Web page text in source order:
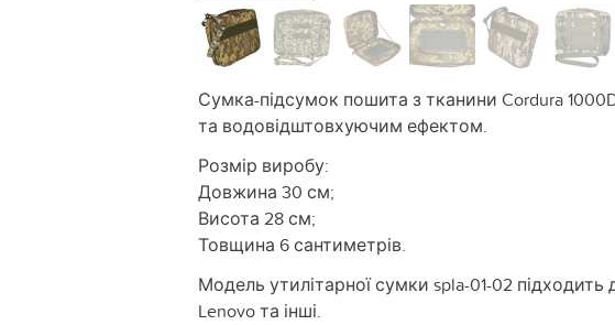
Сумка-підсумок пошита з тканини Cordura
та водовідштовхуючим ефектом.
Розмір виробу:
Довжина 30 см;
Висота 28 см;
Товщина 6 сантиметрів.
Модель утилітарної сумки spla-01-02 підходить
Lenovo та інші.